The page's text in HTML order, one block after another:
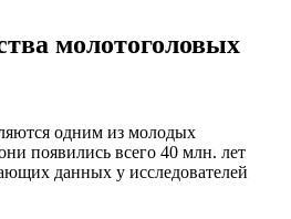
молотоголовых
одним из молодых
появились всего 40 млн. лет
данных у исследователей